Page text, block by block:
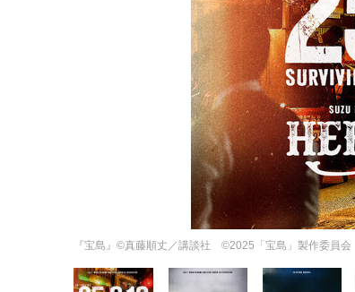
『宝島』©真藤順丈／講談社 ©2025「宝島」製作委員会